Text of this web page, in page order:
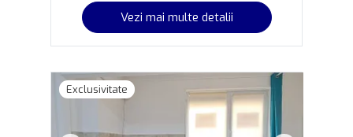
Vezi mai multe detalii
Exclusivitate